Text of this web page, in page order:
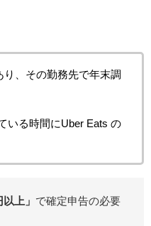
、その勤務先で年末調
いる時間にUber Eats の
上」 で確定申告の必要